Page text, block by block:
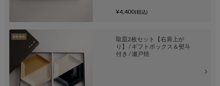
¥4,400(税込)
取皿2枚セット【右肩上が
り】 / ギフトボックス＆熨斗
付き / 瀬戸焼